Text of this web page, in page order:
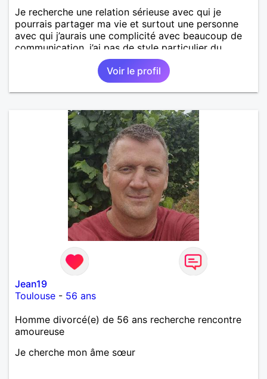
Je recherche une relation sérieuse avec qui je
pourrais partager ma vie et surtout une personne
avec qui j’aurais une complicité avec beaucoup de
communication, j’ai pas de style particulier du
moment qu’on peut affronter les problèmes de la vie
à deux et d’être présent l’un pour l’autre
Voir le profil
Jean19
Toulouse - 56 ans
Homme divorcé(e) de 56 ans recherche rencontre
amoureuse
Je cherche mon âme sœur